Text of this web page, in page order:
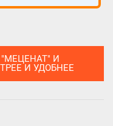
И
И УДОБНЕЕ